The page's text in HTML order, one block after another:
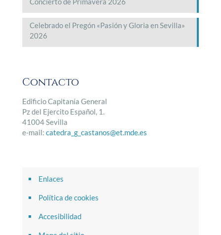
Celebrado el Pregón «Pasión y Gloria en Sevilla»
2026
Contacto
Edificio Capitanía General
Pz del Ejercito Español, 1.
41004 Sevilla
e-mail: catedra_g_castanos@et.mde.es
Enlaces
Política de cookies
Accesibilidad